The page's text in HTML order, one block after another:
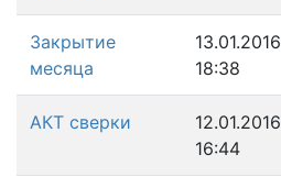
Закрытие
месяца
13.01.2016
18:38
АКТ сверки
12.01.2016
16:44